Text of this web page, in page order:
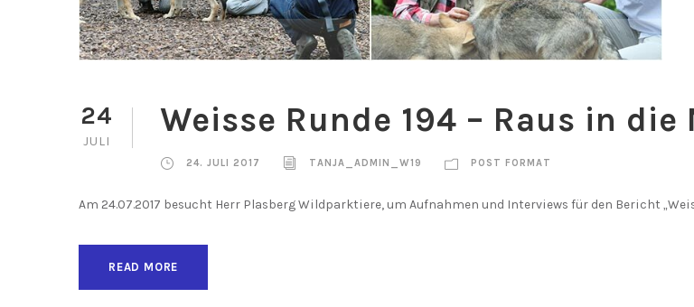
24
JULI
Weisse Runde 194 – Raus in die
24. JULI 2017 TANJA_ADMIN_W19 POST FORMAT
Am 24.07.2017 besucht Herr Plasberg Wildparktiere, um Aufnahmen und Interviews für den Bericht
READ MORE